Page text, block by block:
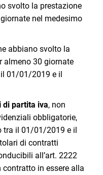
svolto la prestazione
nel medesimo
abbiano svolto la
almeno 30 giornate
01/01/2019 e il
di partita iva, non
obbligatorie,
tra il 01/01/2019 e il
di contratti
all’art. 2222
in essere alla